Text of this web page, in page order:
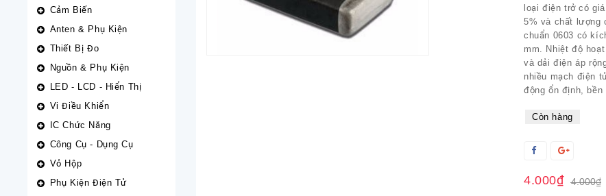
Cảm Biến
Anten & Phụ Kiện
Thiết Bị Đo
Nguồn & Phụ Kiện
LED - LCD - Hiển Thị
Vi Điều Khiển
IC Chức Năng
Công Cụ - Dụng Cụ
Vỏ Hộp
Phụ Kiện Điện Tử
loại điện trở có
5% và chất lượng
chuẩn 0603 có
mm. Nhiệt độ
và dải điện áp
nhiều mạch điện
động ổn định, bền
Còn hàng
4.000₫ 4.000₫